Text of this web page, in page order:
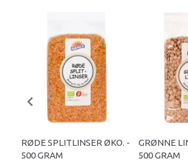
RØDE SPLITLINSER ØKO. -
500 GRAM
GRØNNE
500 GRAM